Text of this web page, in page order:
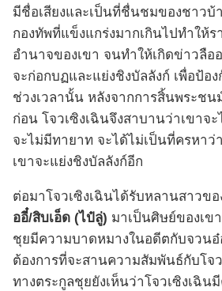
มีชื่อเสียงและเป็นที่ชื่นชมของชาวบ้
กองทัพที่แข็งแกร่งมากเกินไปทำให้ร
อำนาจของเขา จนทำให้เกิดข่าวลือ
จะก่อกบฏและแย่งชิงบัลลังก์ เพื่อป้อ
ช่วงเวลานั้น หลังจากการสิ้นพระชน
ก่อน โจวเซิงเฉินจึงสาบานว่าเขาจ
จะไม่มีทายาท จะได้ไม่เป็นที่ครหาว่
เขาจะแย่งชิงบัลลังก์อีก
ต่อมาโจวเซิงเฉินได้รับหลานสาวข
ออี๋/สิบเอ็ด (ไป๋ลู่) มาเป็นศิษย์ของเข
ชุยมีความบาดหมางในอดีตกับจวนอ๋
ต้องการที่จะสานความสัมพันธ์กับโจ
ทางตระกูลชุยยังเห็นว่าโจวเซิงเฉิน